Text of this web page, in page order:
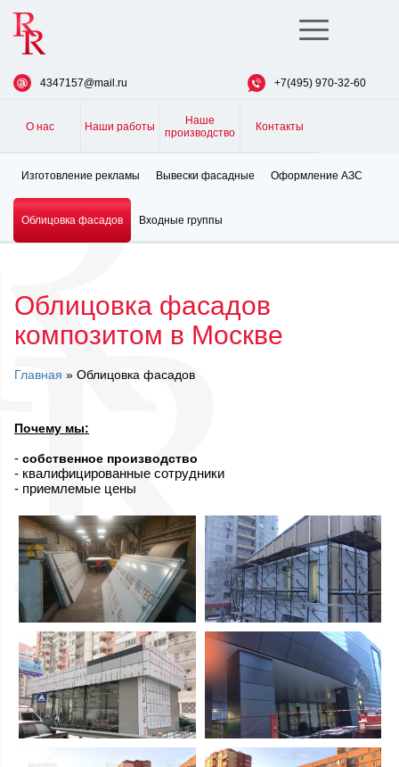
Toggle
navigation
4347157@mail.ru +7(495) 970-32-60
О нас Наши работы
Наше
производство
Контакты
Изготовление рекламы Вывески фасадные Оформление АЗС
Облицовка фасадов Входные группы
Облицовка фасадов
композитом в Москве
Главная » Облицовка фасадов
Почему мы:
- собственное производство
- квалифицированные сотрудники
- приемлемые цены